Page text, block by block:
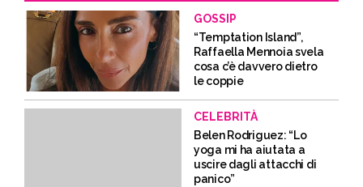
GOSSIP
“Temptation Island”,
Raffaella Mennoia svela
cosa c’è davvero dietro
le coppie
CELEBRITÀ
Belen Rodriguez: “Lo
yoga mi ha aiutata a
uscire dagli attacchi di
panico”